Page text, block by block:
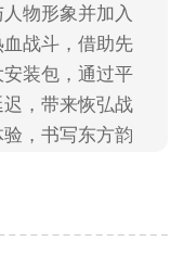
物形象并加入
战斗，借助先
装包，通过平
，带来恢弘战
，书写东方韵